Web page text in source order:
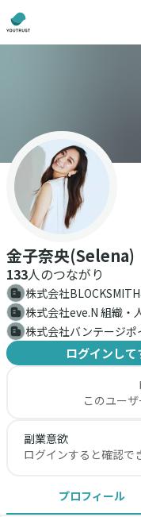
金子奈央(Selena)
133人のつながり
株式会社
株式会社eve.N 組織・
株式会社バンテージポ
ログインし
このユー
副業意欲
ログインすると確認で
プロフィール